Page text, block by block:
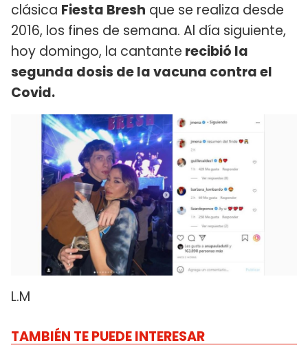
clásica Fiesta Bresh que se realiza desde
2016, los fines de semana. Al día siguiente,
hoy domingo, la cantante recibió la
segunda dosis de la vacuna contra el
Covid.
L.M
TAMBIÉN TE PUEDE INTERESAR